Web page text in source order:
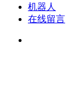
机器人
在线留言